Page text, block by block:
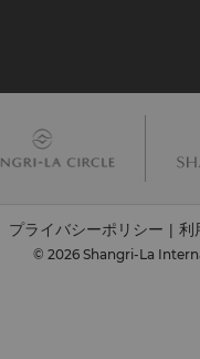
プライバシーポリシー 利
© 2026 Shangri-La